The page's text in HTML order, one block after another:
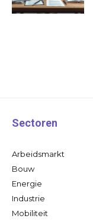
Sectoren
Arbeidsmarkt
Bouw
Energie
Industrie
Mobiliteit